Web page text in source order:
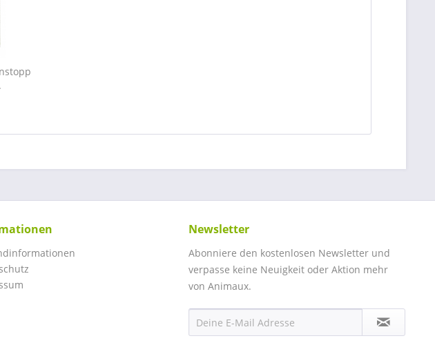
Newsletter
Abonniere den kostenlosen Newsletter und
verpasse keine Neuigkeit oder Aktion mehr
von Animaux.